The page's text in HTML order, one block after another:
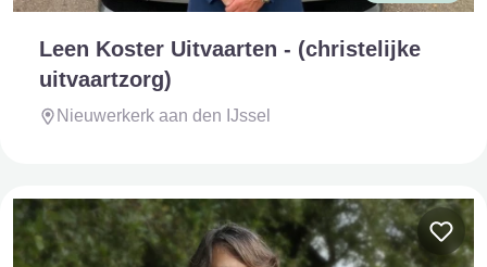
Leen Koster Uitvaarten - (christelijke
uitvaartzorg)
Nieuwerkerk aan den IJssel